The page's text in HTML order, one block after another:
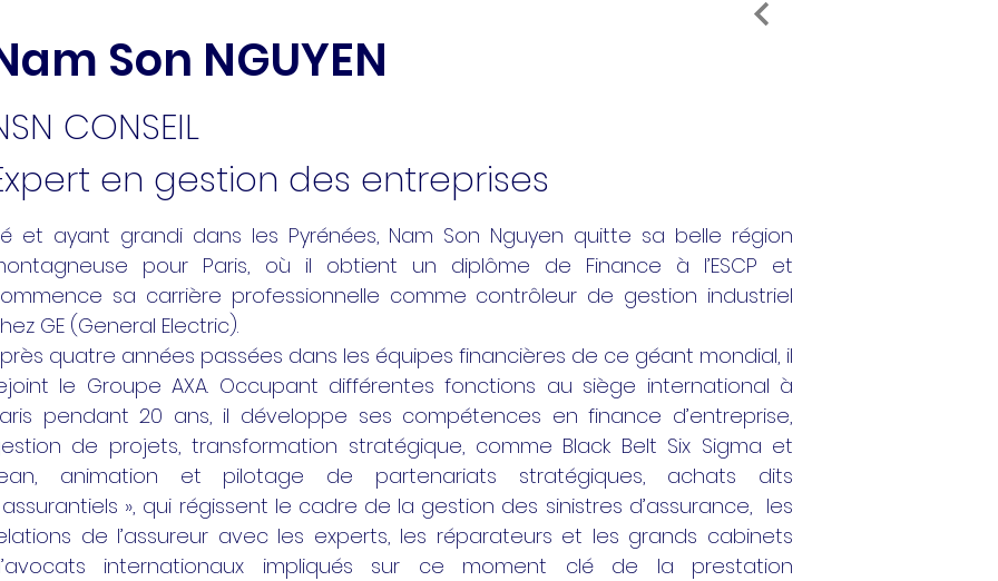
Son NGUYEN
CONSEIL
en gestion des entreprises
et ayant grandi dans les Pyrénées, Nam Son Nguyen quitte sa belle région
pour Paris, où il obtient un diplôme de Finance à l’ESCP et
sa carrière professionnelle comme contrôleur de gestion industriel
GE (General Electric).
quatre années passées dans les équipes financières de ce géant mondial, il
le Groupe AXA. Occupant différentes fonctions au siège international à
pendant 20 ans, il développe ses compétences en finance d’entreprise,
de projets, transformation stratégique, comme Black Belt Six Sigma et
animation et pilotage de partenariats stratégiques, achats dits
assurantiels », qui régissent le cadre de la gestion des sinistres d’assurance, les
de l’assureur avec les experts, les réparateurs et les grands cabinets
internationaux impliqués sur ce moment clé de la prestation